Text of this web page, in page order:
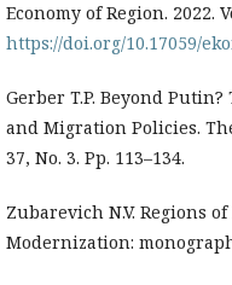
Economy of Region. 2022.
https://doi.org/10.17059/
Gerber T.P. Beyond
and Migration Policies.
37, No. 3. Pp. 113–134.
Zubarevich N.V. Regions
Modernization: